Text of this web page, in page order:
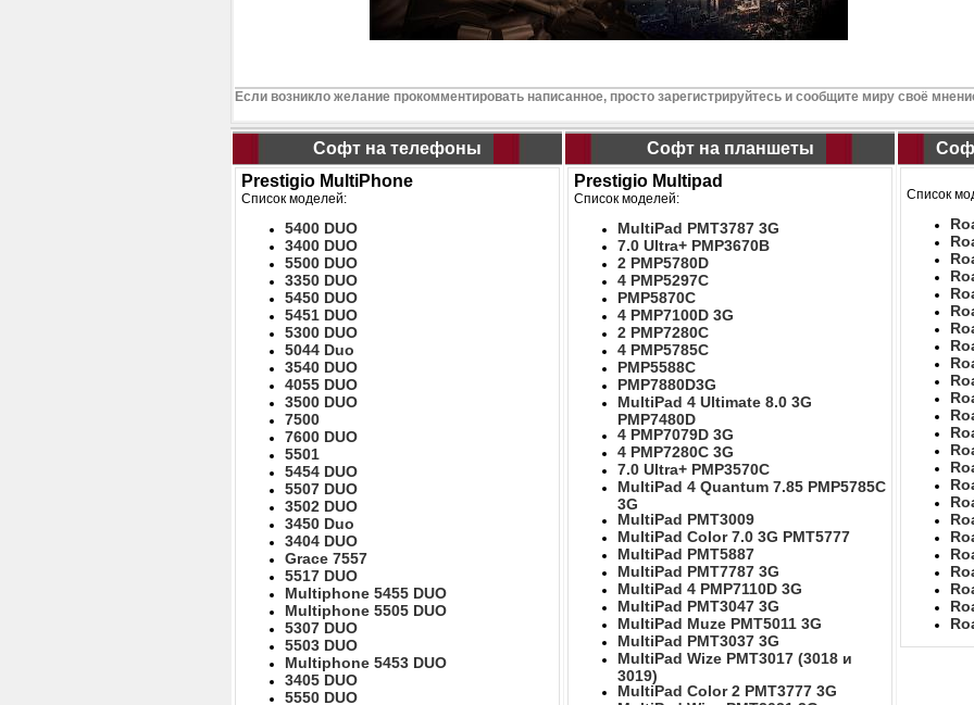
Если возникло желание прокомментировать написанное, просто зарегистрируйтесь и сообщите миру своё
Софт на телефоны
Prestigio MultiPhone
Список моделей:
5400 DUO
3400 DUO
5500 DUO
3350 DUO
5450 DUO
5451 DUO
5300 DUO
5044 Duo
3540 DUO
4055 DUO
3500 DUO
7500
7600 DUO
5501
5454 DUO
5507 DUO
3502 DUO
3450 Duo
3404 DUO
Grace 7557
5517 DUO
Multiphone 5455 DUO
Multiphone 5505 DUO
5307 DUO
5503 DUO
Multiphone 5453 DUO
3405 DUO
5550 DUO
Софт на планшеты
Prestigio Multipad
Список моделей:
MultiPad PMT3787 3G
7.0 Ultra+ PMP3670B
2 PMP5780D
4 PMP5297C
PMP5870C
4 PMP7100D 3G
2 PMP7280C
4 PMP5785C
PMP5588C
PMP7880D3G
MultiPad 4 Ultimate 8.0 3G
PMP7480D
4 PMP7079D 3G
4 PMP7280C 3G
7.0 Ultra+ PMP3570C
MultiPad 4 Quantum 7.85 PMP5785C
3G
MultiPad PMT3009
MultiPad Color 7.0 3G PMT5777
MultiPad PMT5887
MultiPad PMT7787 3G
MultiPad 4 PMP7110D 3G
MultiPad PMT3047 3G
MultiPad Muze PMT5011 3G
MultiPad PMT3037 3G
MultiPad Wize PMT3017 (3018 и
3019)
MultiPad Color 2 PMT3777 3G
Список